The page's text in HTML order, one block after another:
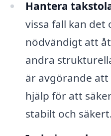
Hantera
vissa fall kan det
nödvändigt att
andra
är avgörande
hjälp för att
stabilt och säkert.